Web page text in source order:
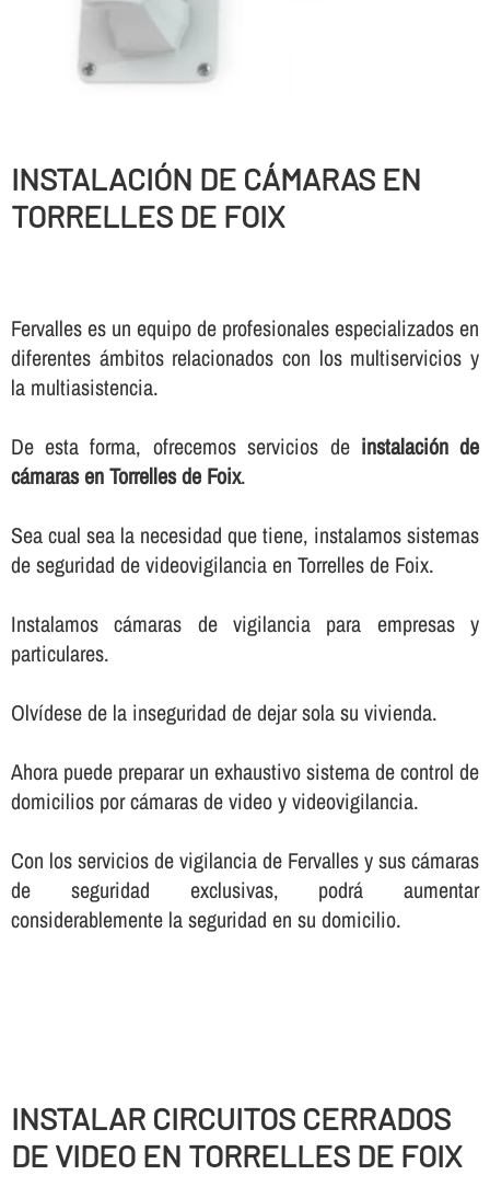
INSTALACIÓN DE CÁMARAS EN
TORRELLES DE FOIX
Fervalles es un equipo de profesionales especializados en
diferentes ámbitos relacionados con los multiservicios y
la multiasistencia.
De esta forma, ofrecemos servicios de instalación de
cámaras en Torrelles de Foix.
Sea cual sea la necesidad que tiene, instalamos sistemas
de seguridad de videovigilancia en Torrelles de Foix.
Instalamos cámaras de vigilancia para empresas y
particulares.
Olví­dese de la inseguridad de dejar sola su vivienda.
Ahora puede preparar un exhaustivo sistema de control de
domicilios por cámaras de video y videovigilancia.
Con los servicios de vigilancia de Fervalles y sus cámaras
de seguridad exclusivas, podrá aumentar
considerablemente la seguridad en su domicilio.
INSTALAR CIRCUITOS CERRADOS
DE VIDEO EN TORRELLES DE FOIX